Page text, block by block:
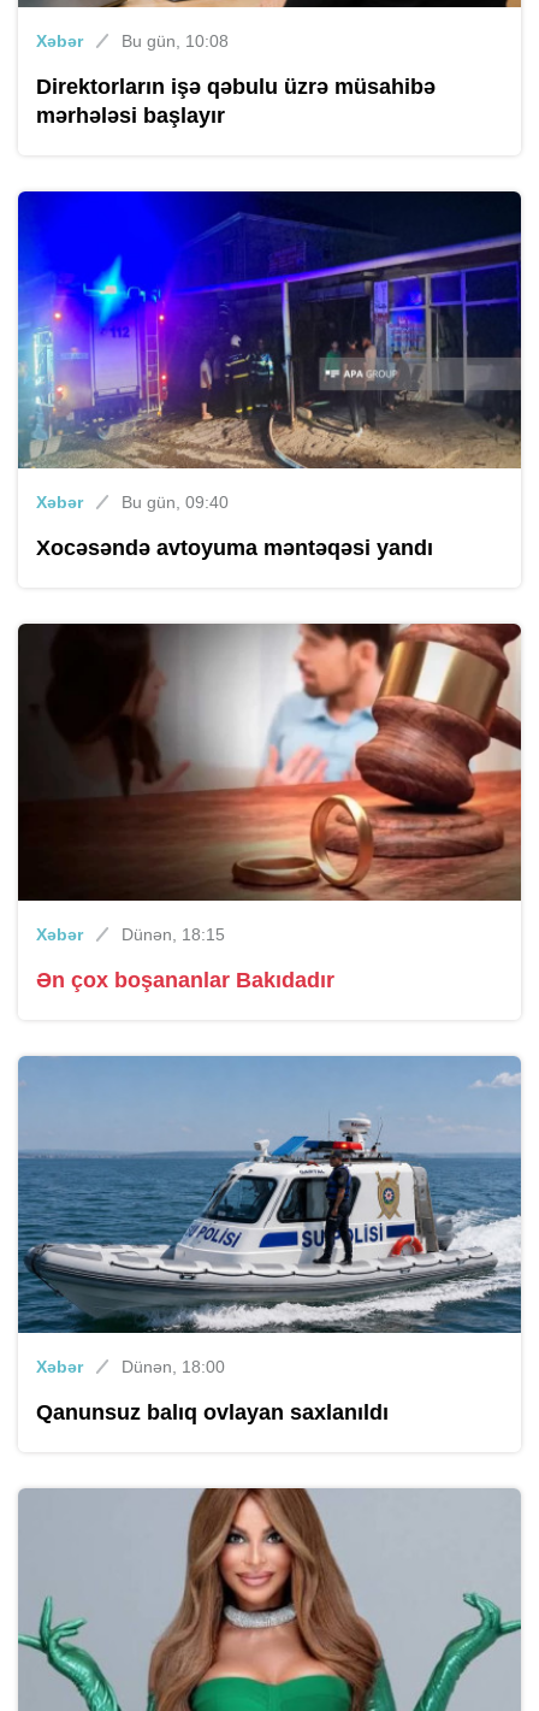
Xəbər Bu gün, 10:08
Direktorların işə qəbulu üzrə müsahibə
mərhələsi başlayır
Xəbər Bu gün, 09:40
Xocəsəndə avtoyuma məntəqəsi yandı
Xəbər Dünən, 18:15
Ən çox boşananlar Bakıdadır
Xəbər Dünən, 18:00
Qanunsuz balıq ovlayan saxlanıldı